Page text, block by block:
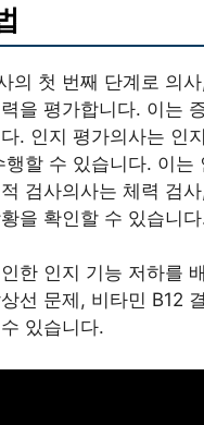
의 첫 번째 단계로 의
을 평가합니다. 이는
. 인지 평가의사는 인
행할 수 있습니다. 이
검사의사는 체력 검
을 확인할 수 있습니
한 인지 기능 저하를
선 문제, 비타민 B12
있습니다.